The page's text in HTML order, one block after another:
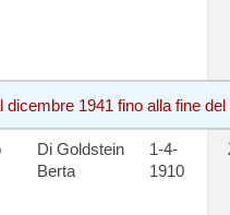
dicembre 1941 fino alla fine
Di Goldstein
Berta
1-4-
1910